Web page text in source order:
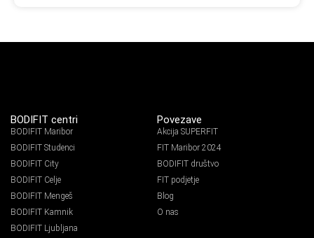
BODIFIT centri
BODIFIT Maribor
BODIFIT Studenci
BODIFIT City
BODIFIT Celje
BODIFIT Mengeš
BODIFIT Kamnik
BODIFIT Ljubljana
Povezave
Akcija SUPERFIT
FIT Maribor 2024
BODIFIT društvo
FIT podjetje
Blog
O nas